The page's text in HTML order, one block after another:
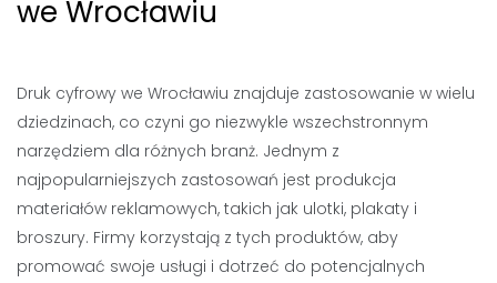
we Wrocławiu
Druk cyfrowy we Wrocławiu znajduje zastosowanie w wielu
dziedzinach, co czyni go niezwykle wszechstronnym
narzędziem dla różnych branż. Jednym z
najpopularniejszych zastosowań jest produkcja
materiałów reklamowych, takich jak ulotki, plakaty i
broszury. Firmy korzystają z tych produktów, aby
promować swoje usługi i dotrzeć do potencjalnych